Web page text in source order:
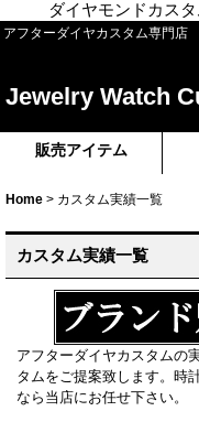
ダイヤモンドカス
アフターダイヤカスタム専門店
Jewelry Watch
販売アイテム
Home > カスタム実績一覧
カスタム実績一覧
アフターダイヤカスタムの
タムをご提案致します。時
なら当店にお任せ下さい。